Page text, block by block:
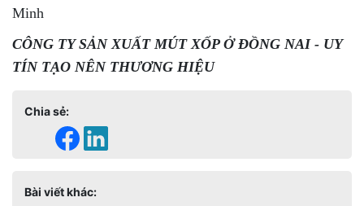
Minh
CÔNG TY SẢN XUẤT MÚT XỐP Ở ĐỒNG NAI - UY
TÍN TẠO NÊN THƯƠNG HIỆU
Chia sẻ:
Bài viết khác: